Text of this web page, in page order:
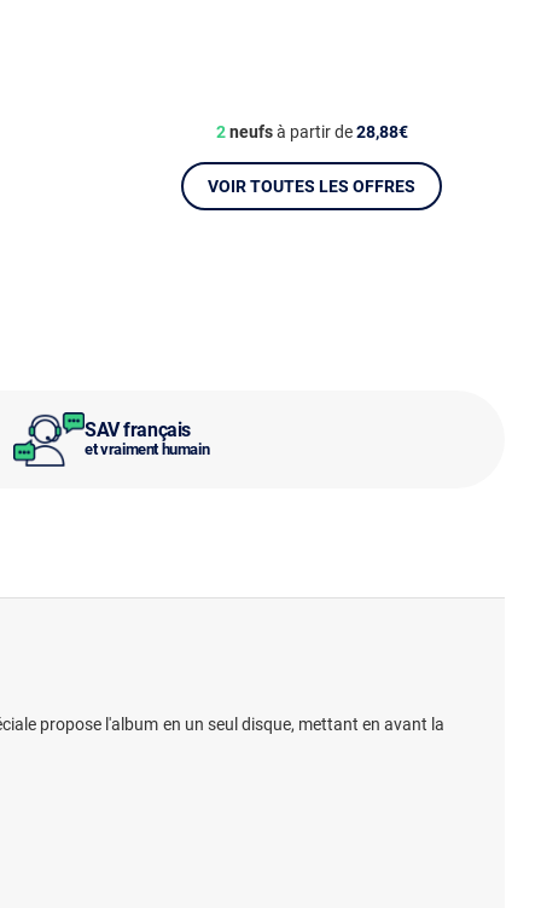
SAV français
et vraiment humain
2neufsà partir de28,88€
VOIR TOUTES LES OFFRES
propose l'album en un seul disque, mettant en avant la